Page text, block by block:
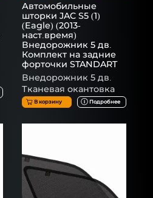
Автомобильные
шторки JAC S5 (1)
(Eagle) (2013-
наст.время)
Внедорожник 5 дв.
Комплект на задние
форточки STANDART
Внедорожник 5 дв.
Тканевая окантовка
В корзину Подробнее